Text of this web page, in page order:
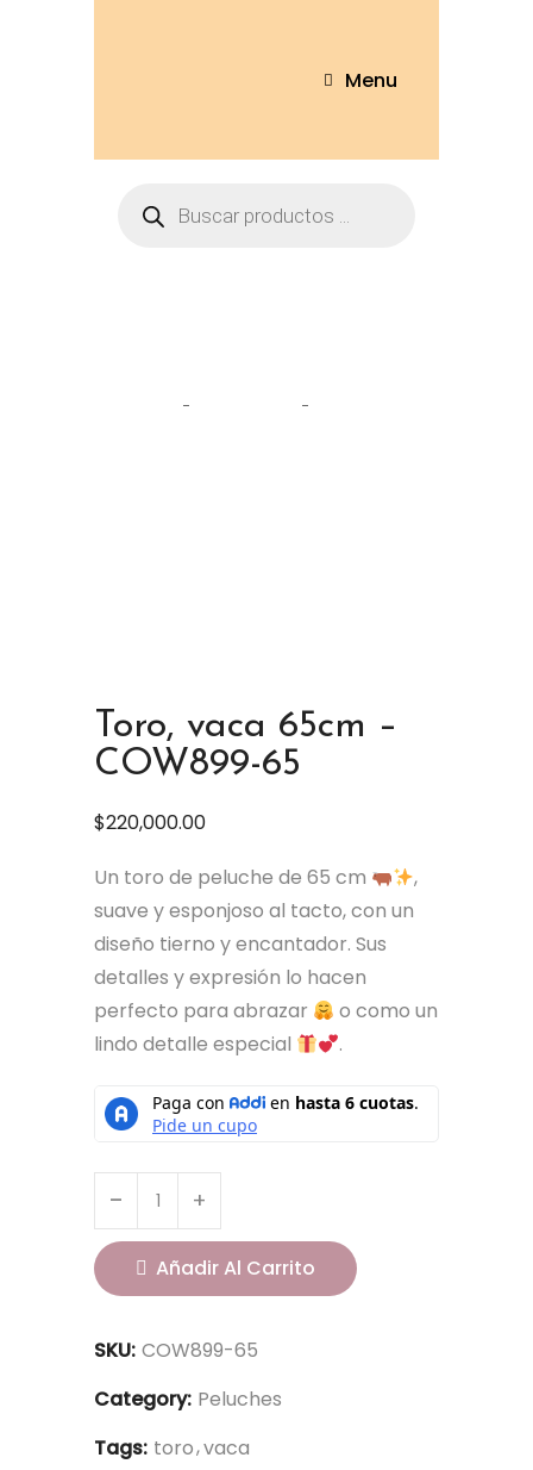
Menu
Toro, vaca 65cm –
COW899-65
$220,000.00
Un toro de peluche de 65 cm
,
suave y esponjoso al tacto, con un
diseño tierno y encantador. Sus
detalles y expresión lo hacen
perfecto para abrazar
o como un
lindo detalle especial
.
Añadir Al Carrito
SKU: COW899-65
Category: Peluches
Tags: toro vaca